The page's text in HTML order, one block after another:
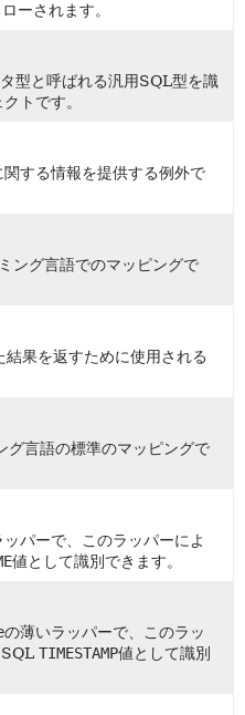
ーされます。
型と呼ばれる汎用SQL型を識
トです。
する情報を提供する例外で
ング言語でのマッピングで
果を返すために使用される
グ言語の標準のマッピングで
パーで、このラッパーによ
値として識別できます。
の薄いラッパーで、このラッ
TIMESTAMP値として識別